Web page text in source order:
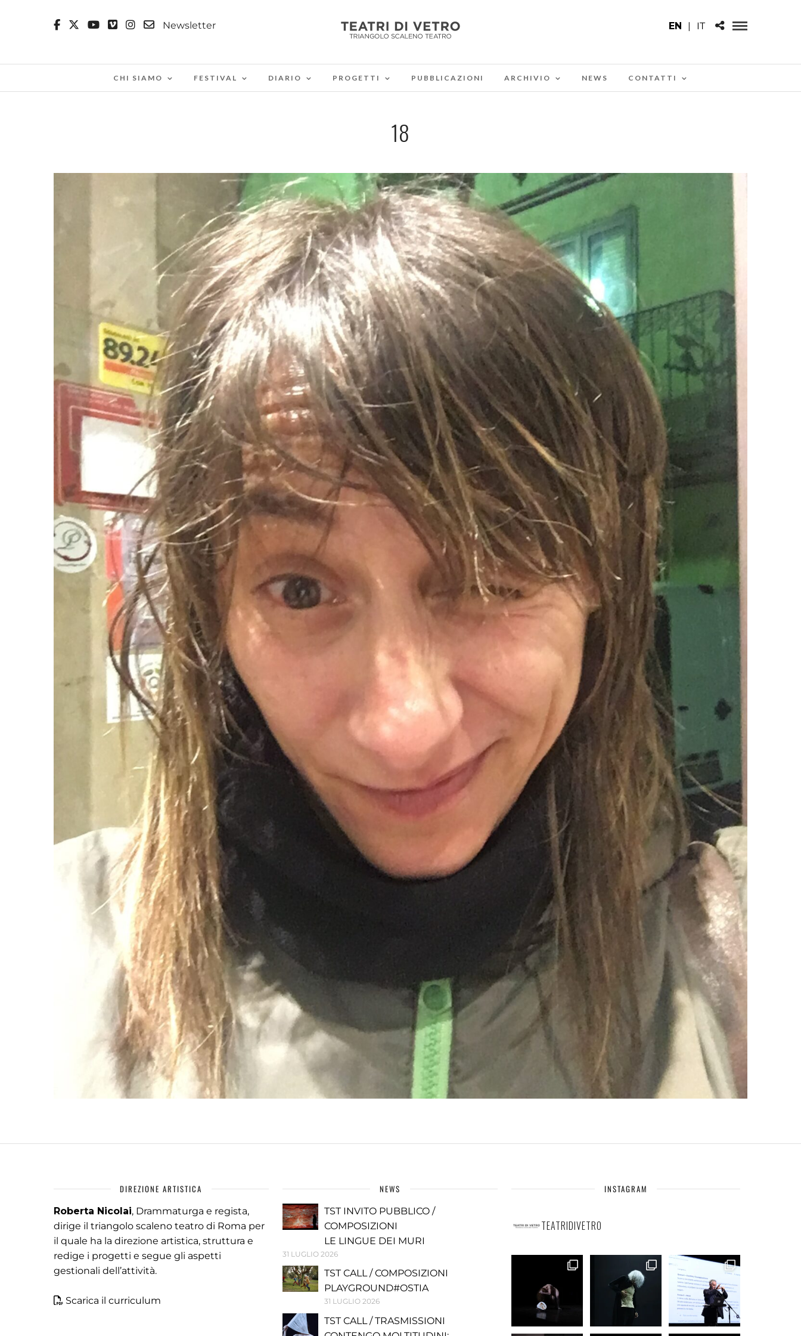
Newsletter EN | IT
CHI SIAMO FESTIVAL DIARIO PROGETTI PUBBLICAZIONI ARCHIVIO NEWS CONTATTI
18
DIREZIONE ARTISTICA
Roberta Nicolai, Drammaturga e regista,
dirige il triangolo scaleno teatro di Roma per
il quale ha la direzione artistica, struttura e
redige i progetti e segue gli aspetti
gestionali dell’attività.
Scarica il curriculum
NEWS
TST INVITO PUBBLICO /
COMPOSIZIONI
LE LINGUE DEI MURI
31 LUGLIO 2026
TST CALL / COMPOSIZIONI
PLAYGROUND#OSTIA
31 LUGLIO 2026
TST CALL / TRASMISSIONI
INSTAGRAM
TEATRIDIVETRO